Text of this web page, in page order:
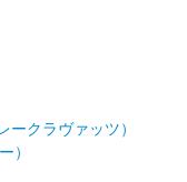
ークラヴァッツ）
）